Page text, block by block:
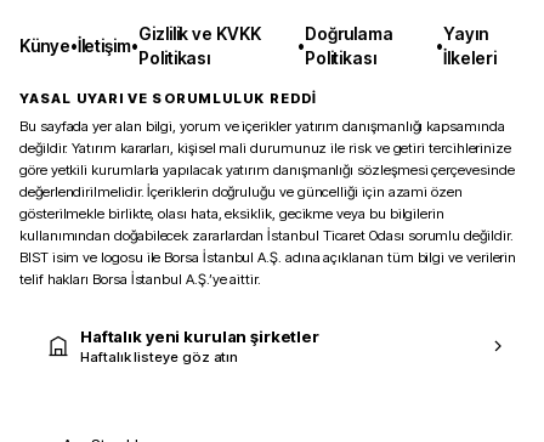
Künye•İletişim•
Gizlilik ve KVKK
Politikası
•
Doğrulama
Politikası
•
Yayın
İlkeleri
YASAL UYARI VE SORUMLULUK REDDİ
Bu sayfada yer alan bilgi, yorum ve içerikler yatırım danışmanlığı kapsamında
değildir. Yatırım kararları, kişisel mali durumunuz ile risk ve getiri tercihlerinize
göre yetkili kurumlarla yapılacak yatırım danışmanlığı sözleşmesi çerçevesinde
değerlendirilmelidir. İçeriklerin doğruluğu ve güncelliği için azami özen
gösterilmekle birlikte, olası hata, eksiklik, gecikme veya bu bilgilerin
kullanımından doğabilecek zararlardan İstanbul Ticaret Odası sorumlu değildir.
BIST isim ve logosu ile Borsa İstanbul A.Ş. adına açıklanan tüm bilgi ve verilerin
telif hakları Borsa İstanbul A.Ş.’ye aittir.
Haftalık yeni kurulan şirketler
Haftalık listeye göz atın